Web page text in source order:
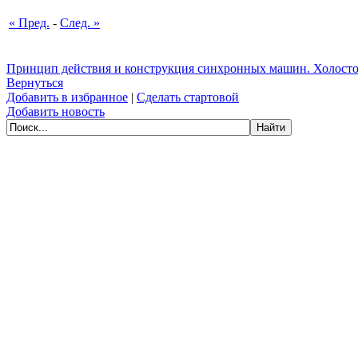
« Пред. - След. »
Принцип действия и конструкция синхронных машин.
Вернуться
Добавить в избранное | Сделать стартовой
Добавить новость